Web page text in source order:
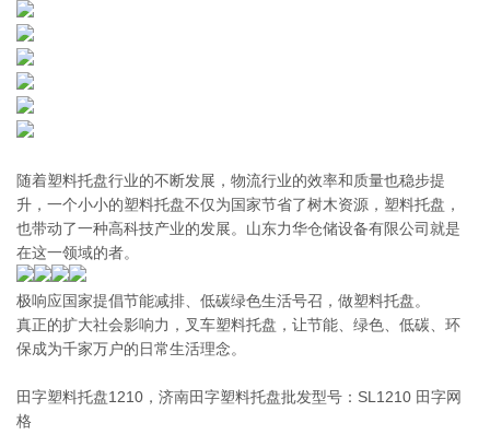
随着塑料托盘行业的不断发展，物流行业的效率和质量也稳步提
升，一个小小的塑料托盘不仅为国家节省了树木资源，塑料托盘，
也带动了一种高科技产业的发展。山东力华仓储设备有限公司就是
在这一领域的者。
极响应国家提倡节能减排、低碳绿色生活号召，做塑料托盘。
真正的扩大社会影响力，叉车塑料托盘，让节能、绿色、低碳、环
保成为千家万户的日常生活理念。
田字塑料托盘1210，济南田字塑料托盘批发型号：SL1210 田字网
格